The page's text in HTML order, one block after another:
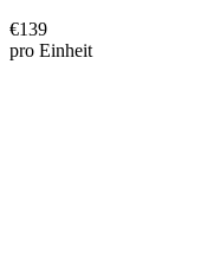
€139
pro Einheit